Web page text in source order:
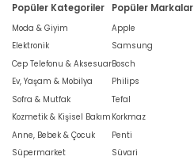
Popüler Kategoriler
Moda & Giyim
Elektronik
Cep Telefonu & Aksesuar
Ev, Yaşam & Mobilya
Sofra & Mutfak
Kozmetik & Kişisel Bakım
Anne, Bebek & Çocuk
Süpermarket
Popüler Markalar
Apple
Samsung
Bosch
Philips
Tefal
Korkmaz
Penti
Süvari